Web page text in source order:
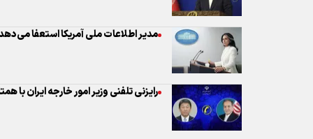
مدیر اطلاعات ملی آمریکا استعفا
رایزنی تلفنی وزیر امور خارجه ایران با